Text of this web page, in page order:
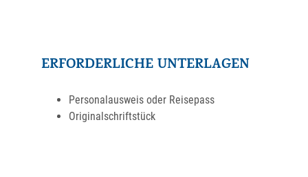
ERFORDERLICHE UNTERLAGEN
Personalausweis oder Reisepass
Originalschriftstück